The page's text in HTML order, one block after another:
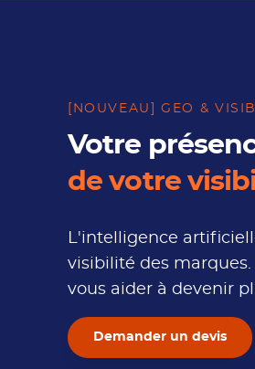
[NOUVEAU] GEO &
Votre
de votre
L'intelligence
visibilité des
vous aider à devenir
Demander un devis